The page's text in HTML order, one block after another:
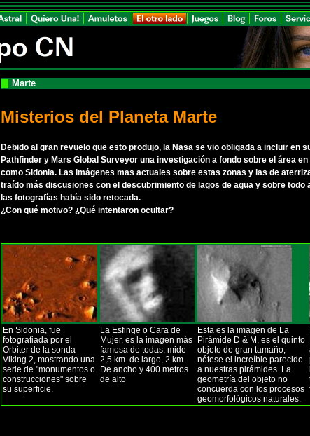
Marte
Misterios del Planeta Marte
Debido al gran revuelo que esto produjo, la Nasa se vio obligada a incluir en
Pathfinder y Mars Global Surveyor una investigación a fondo sobre el área
como Sidonia. Las imágenes mas actuales sobre estas zonas y las de
traído más discusiones con el descubrimiento de lagos de agua y sobre todo
las fotografías había sido retocada.
¿Con qué motivo? ¿Qué intentaron ocultar?
En Sidonia, fue
fotografiada por el
Orbiter de la sonda
Viking 2, mostrando una
serie de "monumentos o
construcciones" sobre
su superficie.
La Esfinge o Cara de
Mujer, es la imagen más
famosa de todas, mide
2,5 km. de largo, 2 km.
De ancho y 400 metros
de alto
Esta es la imagen de La
Pirámide D & M, es el quinto
objeto de gran tamaño,
nótese el increíble parecido
a nuestras pirámides. La
geometría del objeto no
concuerda con los procesos
geomorfológicos naturales.